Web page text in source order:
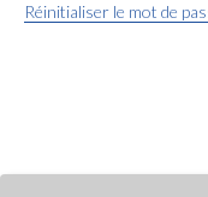
Réinitialiser le mot de